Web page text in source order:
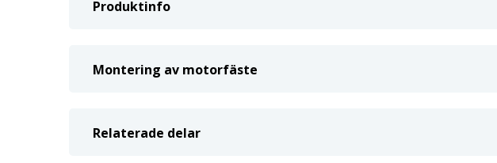
Produktinfo
Montering av motorfäste
Relaterade delar